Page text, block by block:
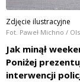
Zdjęcie ilustracyjne
Fot. Paweł Michno /
Jak minął
Poniżej
interwencji